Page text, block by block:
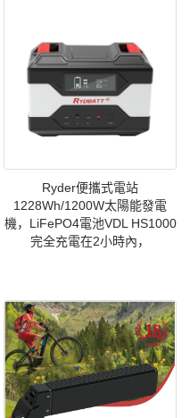
Ryder便攜式電站
1228Wh/1200W太陽能發電
機，LiFePO4電池VDL HS1000
完全充電在2小時內，